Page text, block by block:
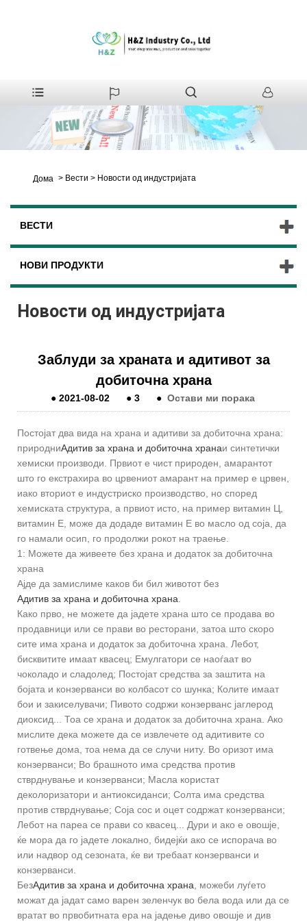
Дома > Вести > Новости од индустријата
ВЕСТИ
НОВИ ПРОДУКТИ
Новости од индустријата
Заблуди за храната и адитивот за
добиточна храна
●2021-08-02 ●3 ● Остави ми порака
Постојат два вида на храна и адитиви за добиточна храна:
природниАдитив за храна и добиточна хранаи синтетички
хемиски производи. Првиот е чист природен, амарантот
што го екстрахира во црвениот амарант на пример е црвен,
иако вториот е индустриско производство, но според
хемиската структура, а првиот исто, на пример витамин Ц,
витамин Е, може да додаде витамин Е во масло од соја, да
го намали осип, го продолжи рокот на траење.
1: Можете да живеете без храна и додаток за добиточна
храна
Ајде да замислиме каков би бил животот без
Адитив за храна и добиточна храна.
Како прво, не можете да јадете храна што се продава во
продавници или се прави во ресторани, затоа што скоро
сите има храна и додаток за добиточна храна. Лебот,
бисквитите имаат квасец; Емулгатори се наоѓаат во
чоколадо и сладолед; Постојат средства за заштита на
бојата и конзерванси во колбасот со шунка; Колите имаат
бои и закиселувачи; Пивото содржи конзерванс јаглерод
диоксид... Тоа се храна и додаток за добиточна храна. Ако
мислите дека можете да се извлечете од адитивите со
готвење дома, тоа нема да се случи ниту. Во оризот има
конзерванси; Во брашното има средства против
стврднување и конзерванси; Масла користат
деколоризатори и антиоксиданси; Солта има средства
против стврднување; Соја сос и оцет содржат конзерванси;
Лебот на пареа се прави со квасец... Дури и ако е овошје,
ќе мора да го јадете локално, бидејќи ако се испорача во
или надвор од сезоната, ќе ви требаат конзерванси и
конзерванси.
БезАдитив за храна и добиточна храна, можеби луѓето
можат да јадат само варен зеленчук во бела вода или да се
вратат во првобитната ера на јадење диво овошје и див